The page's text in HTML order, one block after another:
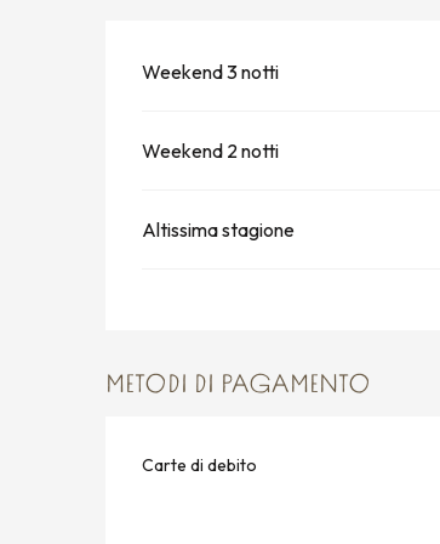
Weekend 3 notti
Weekend 2 notti
Altissima stagione
METODI DI PAGAMENTO
Carte di debito